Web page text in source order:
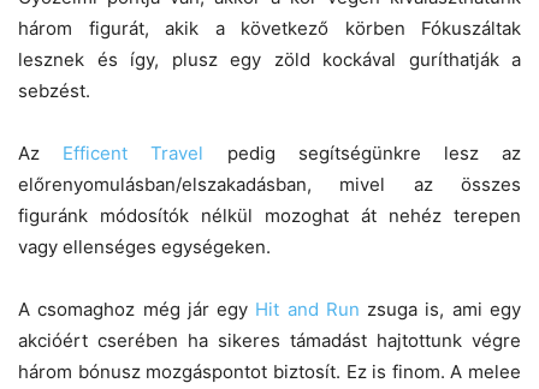
három figurát, akik a következő körben Fókuszáltak
lesznek és így, plusz egy zöld kockával guríthatják a
sebzést.
Az Efficent Travel pedig segítségünkre lesz az
előrenyomulásban/elszakadásban, mivel az összes
figuránk módosítók nélkül mozoghat át nehéz terepen
vagy ellenséges egységeken.
A csomaghoz még jár egy Hit and Run zsuga is, ami egy
akcióért cserében ha sikeres támadást hajtottunk végre
három bónusz mozgáspontot biztosít. Ez is finom. A melee